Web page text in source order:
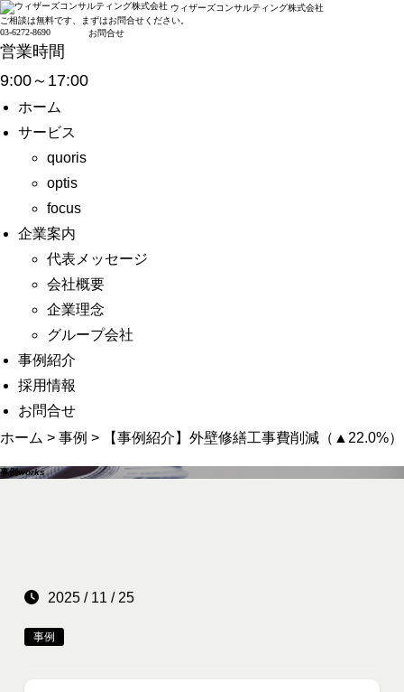
ウィザーズコンサルティング株式会社
ご相談は無料です、まずはお問合せください。
03-6272-8690
営業時間
9:00～17:00
お問合せ
ホーム
サービス
quoris
optis
focus
企業案内
代表メッセージ
会社概要
企業理念
グループ会社
事例紹介
採用情報
お問合せ
ホーム > 事例 > 【事例紹介】外壁修繕工事費削減（▲22.0%）
事例works
2025 / 11 / 25
事例